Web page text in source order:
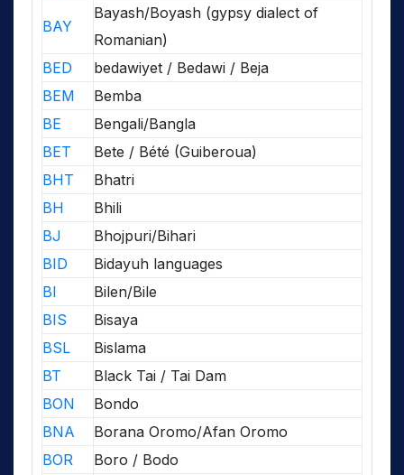
BAY
Bayash/Boyash (gypsy dialect of
Romanian)
BED
bedawiyet / Bedawi / Beja
BEM
Bemba
BE
Bengali/Bangla
BET
Bete / Bété (Guiberoua)
BHT
Bhatri
BH
Bhili
BJ
Bhojpuri/Bihari
BID
Bidayuh languages
BI
Bilen/Bile
BIS
Bisaya
BSL
Bislama
BT
Black Tai / Tai Dam
BON
Bondo
BNA
Borana Oromo/Afan Oromo
BOR
Boro / Bodo